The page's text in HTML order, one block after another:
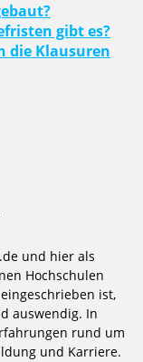
gibt es?
die Klausuren
und hier als
Hochschulen
ist,
auswendig. In
rund um
und Karriere.